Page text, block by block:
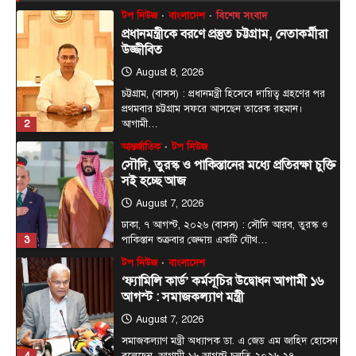
2
টপ নিউজ বাংলাদেশ বিশেষ সংবাদ
প্রধানমন্ত্রীকে বরণে প্রস্তুত চট্টগ্রাম, নেতাকর্মীরা
উজ্জীবিত
August 8, 2026
চট্টগ্রাম, (বাসস) : প্রধানমন্ত্রী হিসেবে দায়িত্ব গ্রহণের পর
প্রথমবার চট্টগ্রাম সফরে আসছেন তারেক রহমান।
আগামী…
3
আন্তর্জাতিক টপ নিউজ
সৌদি, তুরস্ক ও পাকিস্তানের মধ্যে প্রতিরক্ষা চুক্তি
সই হচ্ছে আজ
August 7, 2026
ঢাকা, ৭ আগস্ট, ২০২৬ (বাসস) : সৌদি আরব, তুরস্ক ও
পাকিস্তান শুক্রবার জেদ্দায় একটি যৌথ…
টপ নিউজ বাংলাদেশ
‘ফ্যামিলি কার্ড’ কর্মসূচির উদ্বোধন আগামী ১৬
আগস্ট : সমাজকল্যাণ মন্ত্রী
August 7, 2026
সমাজকল্যাণ মন্ত্রী অধ্যাপক ডা. এ জেড এম জাহিদ হোসেন